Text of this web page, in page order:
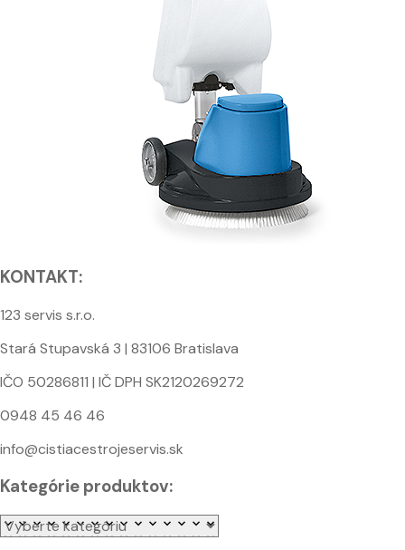
KONTAKT:
123 servis s.r.o.
Stará Stupavská 3 | 83106 Bratislava
IČO 50286811 | IČ DPH SK2120269272
0948 45 46 46
info@cistiacestrojeservis.sk
Kategórie produktov: